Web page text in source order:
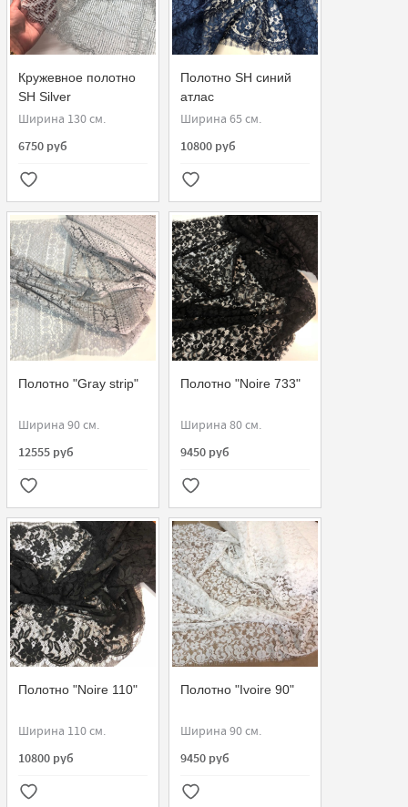
Кружевное полотно
SH Silver
115809.72.130
Ширина 130 см.
6750 руб
Полотно SH синий
атлас
Ширина 65 см.
10800 руб
Полотно "Gray strip"
Ширина 90 см.
12555 руб
Полотно "Noire 733"
Ширина 80 см.
9450 руб
Полотно "Noire 110"
Ширина 110 см.
10800 руб
Полотно "Ivoire 90"
Ширина 90 см.
9450 руб